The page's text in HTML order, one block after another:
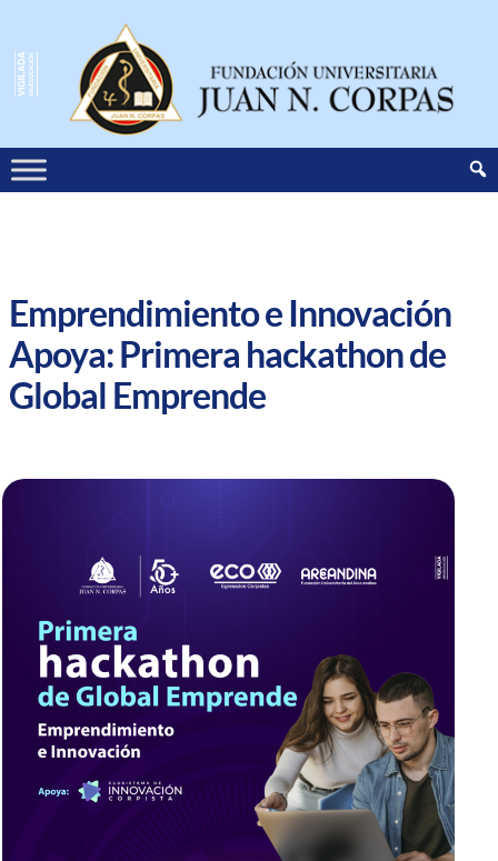
Emprendimiento e Innovación
Apoya: Primera hackathon de
Global Emprende